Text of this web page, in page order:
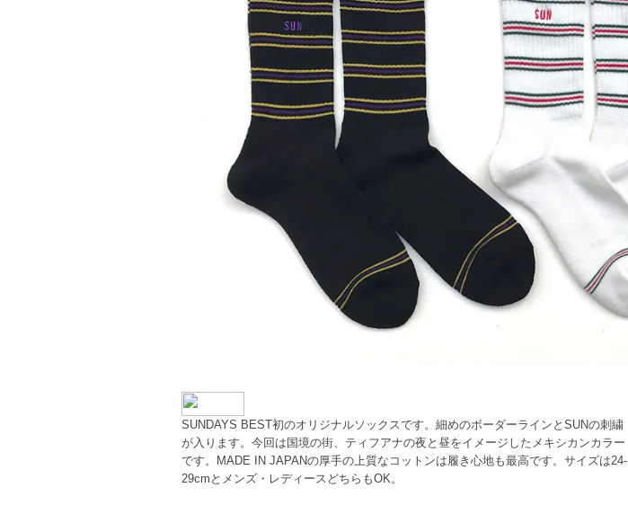
SUNDAYS BEST初のオリジナルソックスです。細めのボーダーラインとSUNの刺繍
が入ります。今回は国境の街、ティフアナの夜と昼をイメージしたメキシカンカラー
です。MADE IN JAPANの厚手の上質なコットンは履き心地も最高です。サイズは24-
29cmとメンズ・レディースどちらもOK。